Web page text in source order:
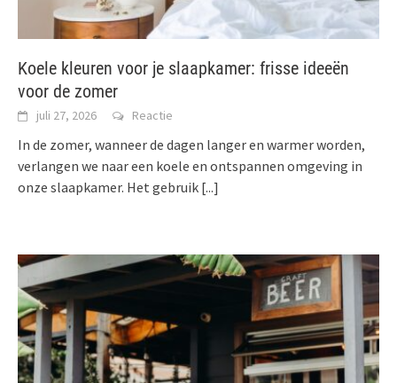
Koele kleuren voor je slaapkamer: frisse ideeën
voor de zomer
juli 27, 2026 Reactie
In de zomer, wanneer de dagen langer en warmer worden,
verlangen we naar een koele en ontspannen omgeving in
onze slaapkamer. Het gebruik [...]